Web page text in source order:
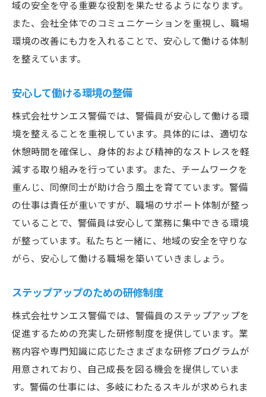
域の安全を守る重要な役割を果たせるようになります。
また、会社全体でのコミュニケーションを重視し、職場
環境の改善にも力を入れることで、安心して働ける体制
を整えています。
安心して働ける環境の整備
株式会社サンエス警備では、警備員が安心して働ける環
境を整えることを重視しています。具体的には、適切な
休憩時間を確保し、身体的および精神的なストレスを軽
減する取り組みを行っています。また、チームワークを
重んじ、同僚同士が助け合う風土を育てています。警備
の仕事は責任が重いですが、職場のサポート体制が整っ
ていることで、警備員は安心して業務に集中できる環境
が整っています。私たちと一緒に、地域の安全を守りな
がら、安心して働ける職場を築いていきましょう。
ステップアップのための研修制度
株式会社サンエス警備では、警備員のステップアップを
促進するための充実した研修制度を提供しています。業
務内容や専門知識に応じたさまざまな研修プログラムが
用意されており、自己成長を図る機会を提供していま
す。警備の仕事には、多岐にわたるスキルが求められま